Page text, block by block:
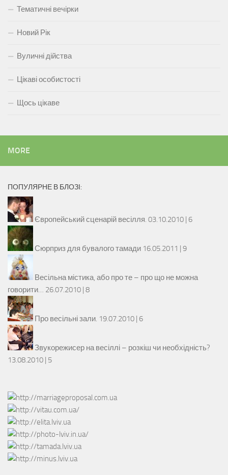
Тематичні вечірки
Новий Рік
Вуличні дійства
Цікаві особистості
Щось цікаве
MORE
ПОПУЛЯРНЕ В БЛОЗІ:
Європейський сценарій весілля. 03.10.2010 | 6
Сюрприз для бувалого тамади 16.05.2011 | 9
Весільна містика, або про те – про що не можна
говорити… 26.07.2010 | 8
Про весільні зали. 19.07.2010 | 6
Звукорежисер на весіллі – розкіш чи необхідність?
13.08.2010 | 5